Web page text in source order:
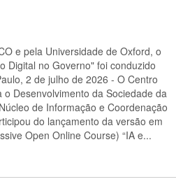
e pela Universidade de Oxford, o
Digital no Governo" foi conduzido
2 de julho de 2026 - O Centro
Desenvolvimento da Sociedade da
de Informação e Coordenação
do lançamento da versão em
Open Online Course) “IA e...